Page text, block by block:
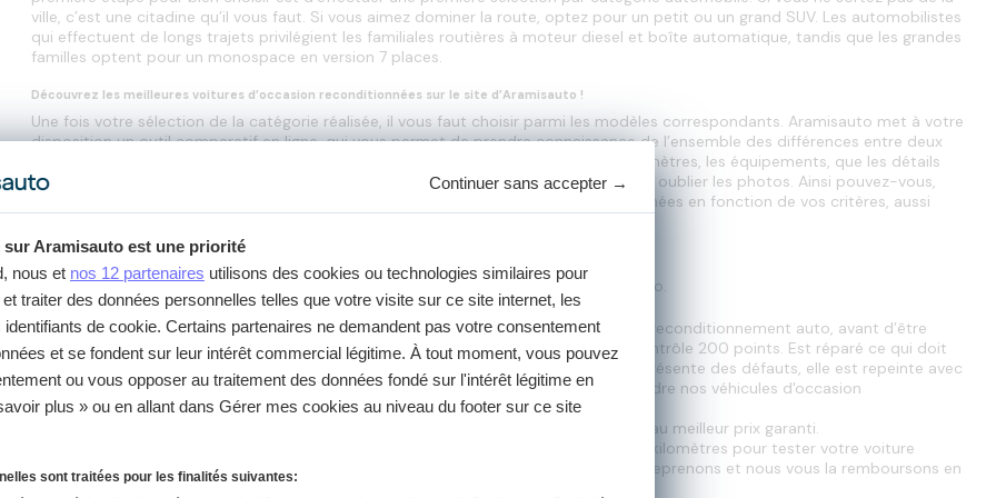
Continuer sans accepter →
sur Aramisauto est une priorité
nous et nos 12 partenaires utilisons des cookies ou technologies similaires pour
traiter des données personnelles telles que votre visite sur ce site internet, les
de cookie. Certains partenaires ne demandent pas votre consentement
et se fondent sur leur intérêt commercial légitime. À tout moment, vous pouvez
ou vous opposer au traitement des données fondé sur l'intérêt légitime en
plus » ou en allant dans Gérer mes cookies au niveau du footer sur ce site
sont traitées pour les finalités suivantes:
ville, c’est une citadine qu’il vous faut. Si vous aimez dominer la route, optez pour un petit ou un grand SUV. Les automobilistes
qui effectuent de longs trajets privilégient les familiales routières à moteur diesel et boîte automatique, tandis que les grandes
familles optent pour un monospace en version 7 places.
Découvrez les meilleures voitures d’occasion reconditionnées sur le site d’Aramisauto !
Une fois votre sélection de la catégorie réalisée, il vous faut choisir parmi les modèles correspondants. Aramisauto met à votre
disposition un outil comparatif en ligne, qui vous permet de prendre connaissance de l’ensemble des différences entre deux
véhicules. Les données sont exhaustives, et concernent aussi bien le nombre de kilomètres, les équipements, que les détails
des moteurs essence, diesel, électrique, hybride, GPL avec leurs performances... sans oublier les photos. Ainsi pouvez-vous,
d’un coup d'œil, visualiser quelles sont les meilleures voitures d’occasion reconditionnées en fonction de vos critères, aussi
Toutes nos voitures d’occasion reconditionnées sont garanties !
L’achat de voiture d'occasion reconditionnée est plusieurs fois garanti par Aramisauto.
Le reconditionnement auto. Chaque voiture d’occasion passe par notre usine de reconditionnement auto, avant d’être
proposée à la vente. Elle y est prise en charge par une équipe d’experts qui en contrôle 200 points. Est réparé ce qui doit
être réparé et est remplacé ce qui doit être remplacé. Si, de plus, la carrosserie présente des défauts, elle est repeinte avec
la référence de peinture préconisée par le constructeur. Tout cela contribue à rendre nos véhicules d'occasion
reconditionnés les plus fiables et les meilleures voitures d'occasion.
Le meilleur prix garanti. Nos voitures d’occasion reconditionnées sont proposées au meilleur prix garanti.
La garantie satisfait ou 100% remboursé. Aramisauto vous offre 30 jours ou mille kilomètres pour tester votre voiture
d’occasion reconditionnée. Dans le cas où celle-ci ne vous convient pas, nous la reprenons et nous vous la remboursons en
totalité.